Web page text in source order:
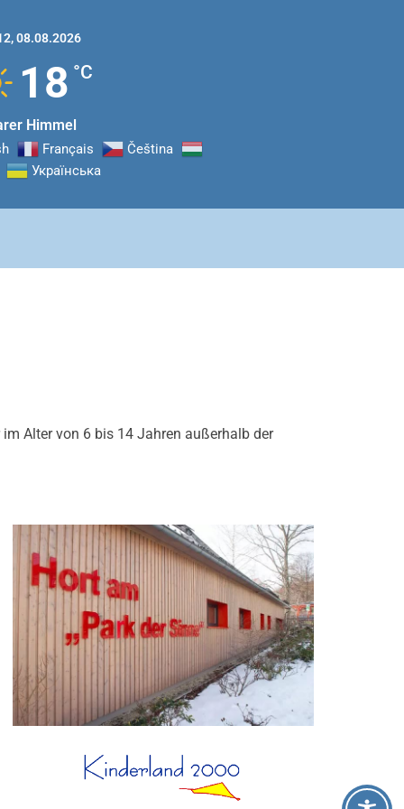
08.08.2026
18 °C
Himmel
Français
Čeština‎
Українська
Alter von 6 bis 14 Jahren außerhalb der